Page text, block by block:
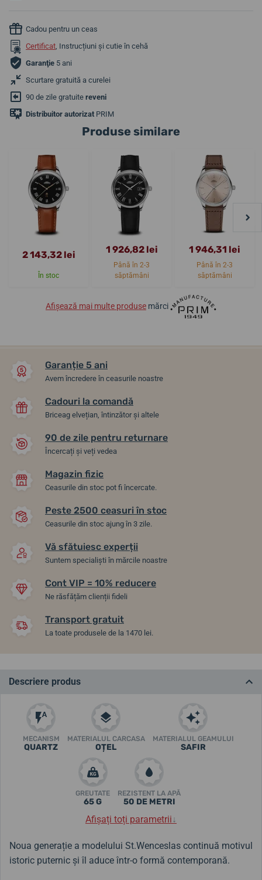
Cadou pentru un ceas
Certificat, Instrucțiuni și cutie în cehă
Garanţie 5 ani
Scurtare gratuită a curelei
90 de zile gratuite reveni
Distribuitor autorizat PRIM
Produse similare
2 143,32 lei
În stoc
1 926,82 lei
Până în 2-3
săptămâni
1 946,31 lei
Până în 2-3
săptămâni
Afișează mai multe produse mărci
Garanție 5 ani
Avem încredere în ceasurile noastre
Cadouri la comandă
Briceag elvețian, întinzător și altele
90 de zile pentru returnare
Încercați și veți vedea
Magazin fizic
Ceasurile din stoc pot fi încercate.
Peste 2500 ceasuri în stoc
Ceasurile din stoc ajung în 3 zile.
Vă sfătuiesc experții
Suntem specialiști în mărcile noastre
Cont VIP = 10% reducere
Ne răsfățăm clienții fideli
Transport gratuit
La toate produsele de la 1470 lei.
Descriere produs
MECANISM
QUARTZ
MATERIALUL CARCASA
OȚEL
MATERIALUL GEAMULUI
SAFIR
GREUTATE
65 G
REZISTENT LA APĂ
50 DE METRI
Afișați toți parametrii↓
Noua generație a modelului St.Wenceslas continuă motivul
istoric puternic și îl aduce într-o formă contemporană.